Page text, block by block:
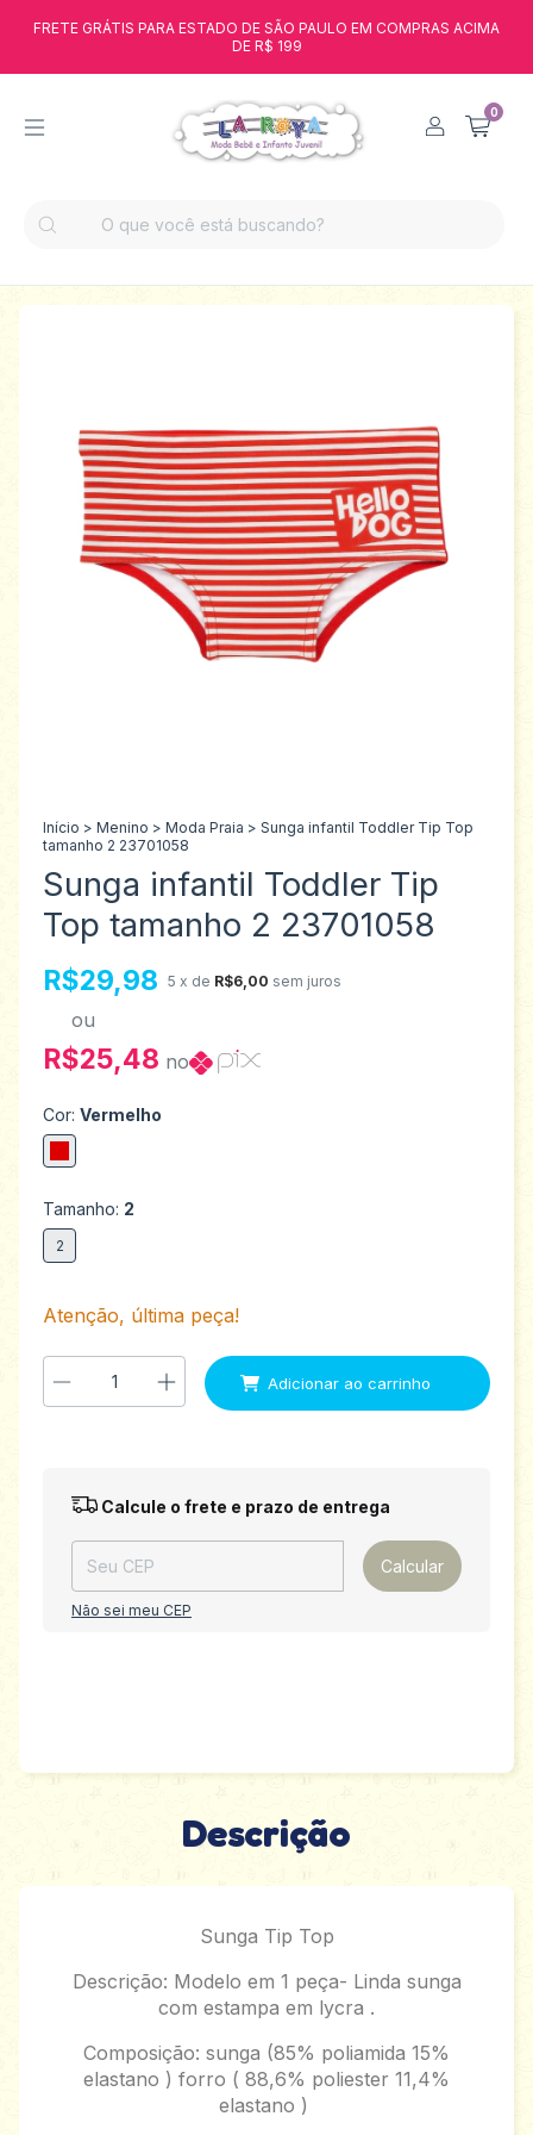
FRETE GRÁTIS PARA ESTADO DE SÃO PAULO EM COMPRAS ACIMA
DE R$ 199
0
Início > Menino > Moda Praia > Sunga infantil Toddler Tip Top
tamanho 2 23701058
Sunga infantil Toddler Tip
Top tamanho 2 23701058
R$29,98 5 x de R$6,00 sem juros
ou
R$25,48 no
Cor: Vermelho
Tamanho: 2
2
Atenção, última peça!
Entregas para o CEP: Alterar CEP
Calcule o frete e prazo de entrega
Calcular
Não sei meu CEP
Descrição
Sunga Tip Top
Descrição: Modelo em 1 peça- Linda sunga
com estampa em lycra .
Composição: sunga (85% poliamida 15%
elastano ) forro ( 88,6% poliester 11,4%
elastano )